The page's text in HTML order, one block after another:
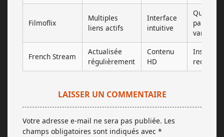
Filmoflix
Multiples
liens actifs
Interface
intuitive
Qualité
parfois
variable
French Stream
Actualisée
régulièrement
Contenu
HD
requis
LAISSER UN COMMENTAIRE
Votre adresse e-mail ne sera pas publiée. Les
champs obligatoires sont indiqués avec *